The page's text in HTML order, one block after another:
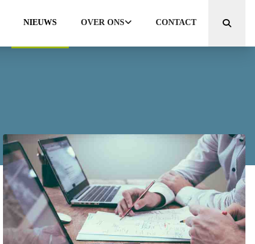
NIEUWS OVER ONS CONTACT
Zoeken